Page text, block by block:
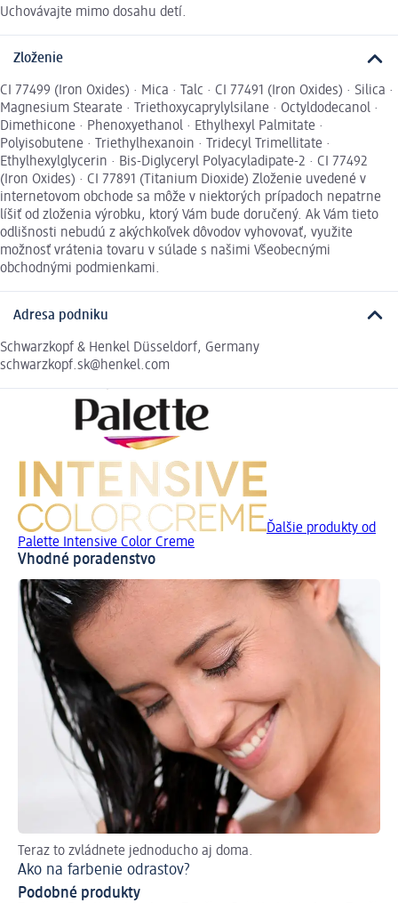
Uchovávajte mimo dosahu detí.
Zloženie
CI 77499 (Iron Oxides) · Mica · Talc · CI 77491 (Iron Oxides) · Silica ·
Magnesium Stearate · Triethoxycaprylylsilane · Octyldodecanol ·
Dimethicone · Phenoxyethanol · Ethylhexyl Palmitate ·
Polyisobutene · Triethylhexanoin · Tridecyl Trimellitate ·
Ethylhexylglycerin · Bis-Diglyceryl Polyacyladipate-2 · CI 77492
(Iron Oxides) · CI 77891 (Titanium Dioxide) Zloženie uvedené v
internetovom obchode sa môže v niektorých prípadoch nepatrne
líšiť od zloženia výrobku, ktorý Vám bude doručený. Ak Vám tieto
odlišnosti nebudú z akýchkoľvek dôvodov vyhovovať, využite
možnosť vrátenia tovaru v súlade s našimi Všeobecnými
obchodnými podmienkami.
Adresa podniku
Schwarzkopf & Henkel Düsseldorf, Germany
schwarzkopf.sk@henkel.com
Ďalšie produkty od
Palette Intensive Color Creme
Vhodné poradenstvo
Teraz to zvládnete jednoducho aj doma.
Ako na farbenie odrastov?
Podobné produkty